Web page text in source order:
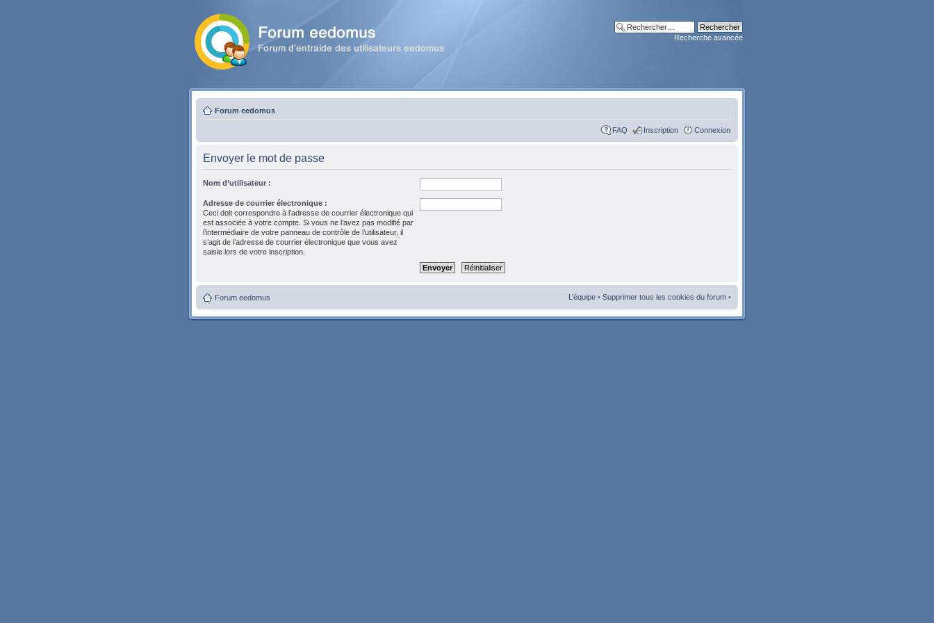
Recherche avancée
Forum eedomus
FAQ Inscription Connexion
Envoyer le mot de passe
Nom d’utilisateur :
Adresse de courrier électronique :
Ceci doit correspondre à l’adresse de courrier électronique qui
est associée à votre compte. Si vous ne l’avez pas modifié par
l’intermédiaire de votre panneau de contrôle de l’utilisateur, il
s’agit de l’adresse de courrier électronique que vous avez
saisie lors de votre inscription.
Forum eedomus L’équipe • Supprimer tous les cookies du forum •